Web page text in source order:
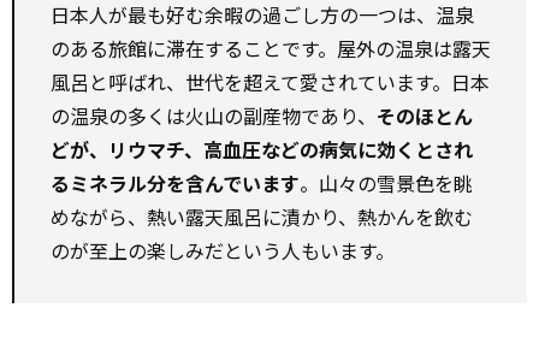
日本人が最も好む余暇の過ごし方の一つは、温泉
のある旅館に滞在することです。屋外の温泉は露天
風呂と呼ばれ、世代を超えて愛されています。日本
の温泉の多くは火山の副産物であり、 そのほとん
どが、リウマチ、高血圧などの病気に効くとされ
るミネラル分を含んでいます。山々の雪景色を眺
めながら、熱い露天風呂に漬かり、熱かんを飲む
のが至上の楽しみだという人もいます。